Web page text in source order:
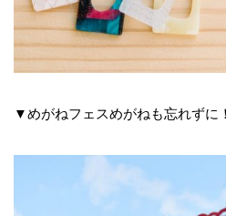
▼めがねフェスめがねも忘れずに！